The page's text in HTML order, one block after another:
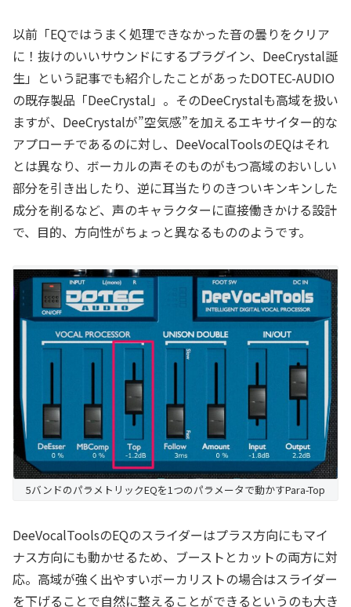
以前「EQではうまく処理できなかった音の曇りをクリア
に！抜けのいいサウンドにするプラグイン、DeeCrystal誕
生」という記事でも紹介したことがあったDOTEC-AUDIO
の既存製品「DeeCrystal」。そのDeeCrystalも高域を扱い
ますが、DeeCrystalが”空気感”を加えるエキサイター的な
アプローチであるのに対し、DeeVocalToolsのEQはそれ
とは異なり、ボーカルの声そのものがもつ高域のおいしい
部分を引き出したり、逆に耳当たりのきついキンキンした
成分を削るなど、声のキャラクターに直接働きかける設計
で、目的、方向性がちょっと異なるもののようです。
5バンドのパラメトリックEQを1つのパラメータで動かすPara-Top
DeeVocalToolsのEQのスライダーはプラス方向にもマイ
ナス方向にも動かせるため、ブーストとカットの両方に対
応。高域が強く出やすいボーカリストの場合はスライダー
を下げることで自然に整えることができるというのも大き